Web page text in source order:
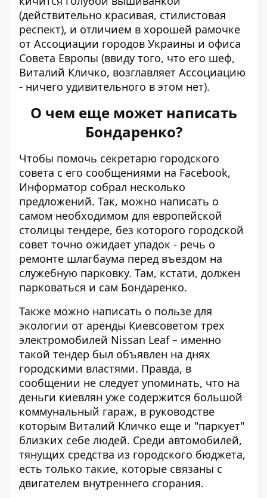
(действительно красивая, стилистовая
респект), и отличием в хорошей рамочке
от Ассоциации городов Украины и офиса
Совета Европы (ввиду того, что его шеф,
Виталий Кличко, возглавляет Ассоциацию
- ничего удивительного в этом нет).
О чем еще может написать
Бондаренко?
Чтобы помочь секретарю городского
совета с его сообщениями на Facebook,
Информатор собрал несколько
предложений. Так, можно написать о
самом необходимом для европейской
столицы тендере, без которого городской
совет точно ожидает упадок - речь о
ремонте шлагбаума перед въездом на
служебную парковку. Там, кстати, должен
парковаться и сам Бондаренко.
Также можно написать о пользе для
экологии от аренды Киевсоветом трех
электромобилей Nissan Leaf – именно
такой тендер был объявлен на днях
городскими властями. Правда, в
сообщении не следует упоминать, что на
деньги киевлян уже содержится большой
коммунальный гараж, в руководстве
которым Виталий Кличко еще и "паркует"
близких себе людей. Среди автомобилей,
тянущих средства из городского бюджета,
есть только такие, которые связаны с
двигателем внутреннего сгорания.